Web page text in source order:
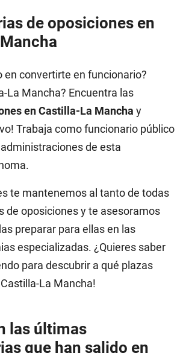
de oposiciones en
en convertirte en funcionario?
La Mancha? Encuentra las
en Castilla-La Mancha y
Trabaja como funcionario público
de esta
te mantenemos al tanto de todas
de oposiciones y te asesoramos
preparar para ellas en las
especializadas. ¿Quieres saber
para descubrir a qué plazas
La Mancha!
las últimas
que han salido en